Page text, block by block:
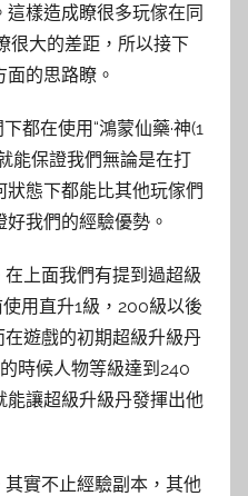
樣造成瞭很多玩傢在同
很大的差距，所以接下
的思路瞭。
都在使用“鴻蒙仙藥·神(1
能保證我們無論是在打
態下都能比其他玩傢們
我們的經驗優勢。
上面我們有提到過超級
用直升1級，200級以後
遊戲的初期超級升級丹
時候人物等級達到240
讓超級升級丹發揮出他
實不止經驗副本，其他